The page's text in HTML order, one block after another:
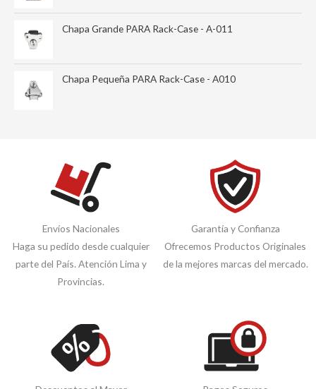
Chapa Grande PARA Rack-Case - A-011
Chapa Pequeña PARA Rack-Case - A010
Envíos Nacionales
Haga su pedido desde cualquier
parte del País. Atención Lima y
Provincias.
Garantía y Confianza
Ofrecemos Productos Originales
de la mejores marcas del mercado.